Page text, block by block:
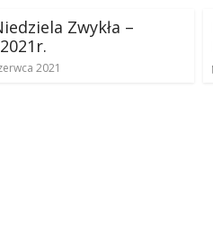
Zwykła –
2021